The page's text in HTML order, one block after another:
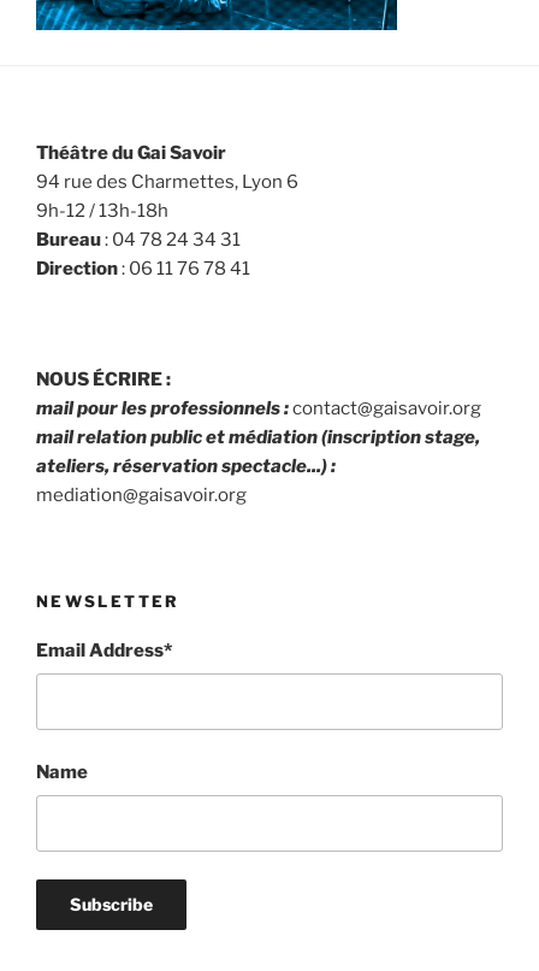
Théâtre du Gai Savoir
94 rue des Charmettes, Lyon 6
9h-12 / 13h-18h
Bureau: 04 78 24 34 31
Direction: 06 11 76 78 41
NOUS ÉCRIRE :
mail pour les professionnels :contact@gaisavoir.org
mail relation public et médiation (inscription stage,
ateliers, réservation spectacle...) :
mediation@gaisavoir.org
NEWSLETTER
Email Address*
Name